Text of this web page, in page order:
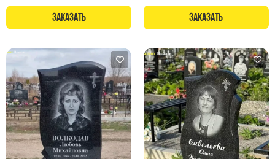
Памятники из гранита Покостовский
Памятники из гранита Лезниковский
Памятники из гранита Мансуровский
Памятники из гранита Масловский
Памятники из гранита Токовский
Памятники из гранита Капустинский
Арочные памятники
Памятники Крест
Заказать Заказать